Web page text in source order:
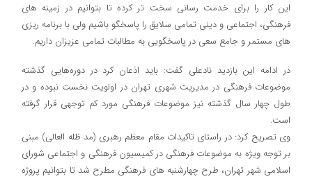
این کار را برای خدمت رسانی سخت تر کرده تا بتوانیم در زمینه های
فرهنگی، اجتماعی و دینی تمامی سلایق را پاسخگو باشیم ولی با برنامه ریزی
های مستمر و جامع سعی در پاسخگویی به مطالبات تمامی عزیزان داریم.
در ادامه این بازدید نادعلی گفت: باید اذعان کرد در دوره‌هایی گذشته
موضوعات فرهنگی در مدیریت شهری تهران در اولویت نخست نبوده و در
طول چهار سال گذشته نیز موضوعات فرهنگی مورد کم توجهی قرار گرفته
است.
وی تصریح کرد: در راستای تاکیدات مقام معظم رهبری (مد ظله العالی) مبنی
بر توجه ویژه به موضوعات فرهنگی در کمیسیون فرهنگی و اجتماعی شورای
اسلامی شهر تهران، طرح چهارشنبه های فرهنگی مطرح شد تا بتوانیم پروژه